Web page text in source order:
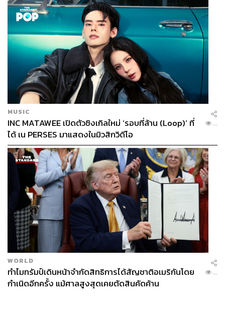
MUSIC
INC MATAWEE เปิดตัวซิงเกิลใหม่ ‘รอบที่ล้าน (Loop)’ ที่
ได้ เน PERSES มาแสดงในมิวสิกวิดีโอ
...
WORLD
ทำไมทรัมป์เดินหน้าจำกัดสิทธิการได้สัญชาติอเมริกันโดย
กำเนิดอีกครั้ง แม้ศาลสูงสุดเคยตัดสินคัดค้าน
...